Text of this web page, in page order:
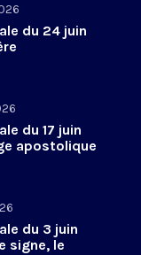
du 24 juin
du 17 juin
apostolique
du 3 juin
signe, le